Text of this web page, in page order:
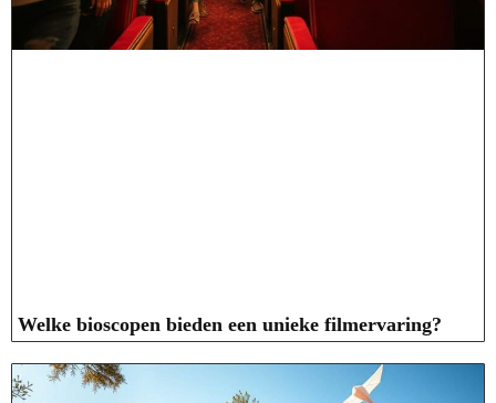
Welke bioscopen bieden een unieke filmervaring?